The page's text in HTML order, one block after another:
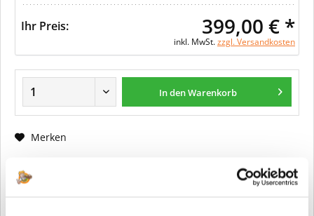
Ihr Preis: 399,00 € *
inkl. MwSt.zzgl. Versandkosten
In den Warenkorb
Merken
Fragen zum Artikel?